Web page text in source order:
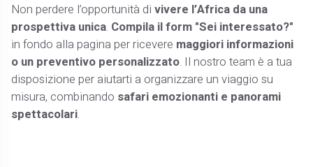
Non perdere l’opportunità divivere l’Africa da una
prospettiva unica. Compila il form "Sei interessato?"
in fondo alla pagina per ricevere maggiori informazioni
o un preventivo personalizzato. Il nostro team è a tua
disposizione per aiutarti a organizzare un viaggio su
misura, combinando safari emozionanti e panorami
spettacolari.